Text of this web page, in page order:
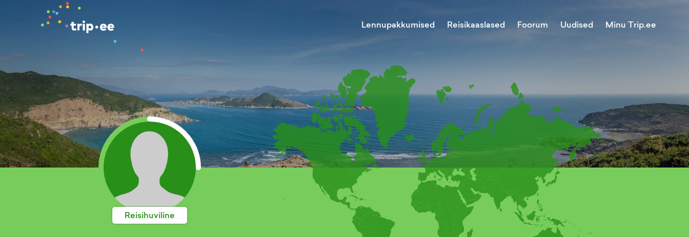
Lennupakkumised Reisikaaslased Foorum Uudised Minu Trip.ee
Reisihuviline